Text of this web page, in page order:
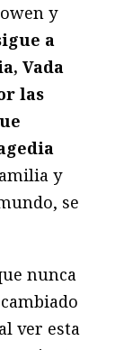
y
a
Vada
las
y
se
nunca
ver esta